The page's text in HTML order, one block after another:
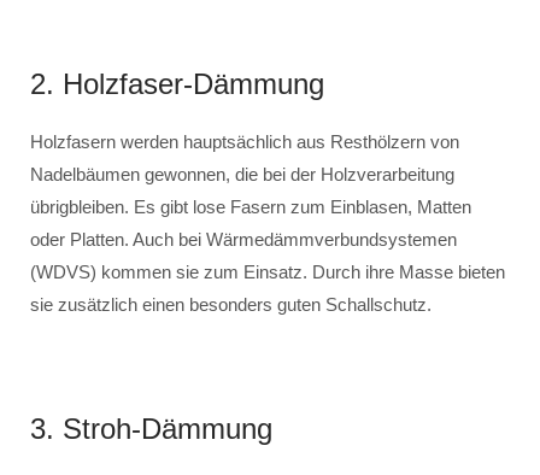
2. Holzfaser-Dämmung
Holzfasern werden hauptsächlich aus Resthölzern von
Nadelbäumen gewonnen, die bei der Holzverarbeitung
übrigbleiben. Es gibt lose Fasern zum Einblasen, Matten
oder Platten. Auch bei Wärmedämmverbundsystemen
(WDVS) kommen sie zum Einsatz. Durch ihre Masse bieten
sie zusätzlich einen besonders guten Schallschutz.
3. Stroh-Dämmung